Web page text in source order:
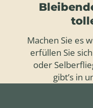
Machen Sie es
erfüllen Sie
oder
gibt’s in